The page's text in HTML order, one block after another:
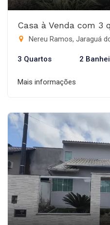
Casa à Venda com 3
Nereu Ramos, Jaraguá
3 Quartos 2
Mais informações